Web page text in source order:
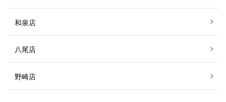
和泉店
八尾店
野崎店